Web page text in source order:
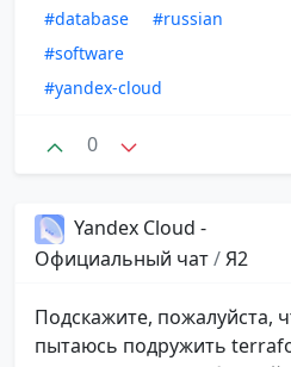
#database
#russian
#software
#yandex-cloud
0
Yandex Cloud -
Официальный чат/Я2
Подскажите, пожалуйста,
пытаюсь подружить